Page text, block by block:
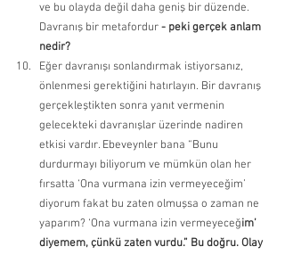
ve bu olayda değil daha geniş bir düzende.
Davranış bir metafordur - peki gerçek anlam
nedir?
Eğer davranışı sonlandırmak istiyorsanız,
önlenmesi gerektiğini hatırlayın. Bir davranış
gerçekleştikten sonra yanıt vermenin
gelecekteki davranışlar üzerinde nadiren
etkisi vardır. Ebeveynler bana “Bunu
durdurmayı biliyorum ve mümkün olan her
fırsatta ‘Ona vurmana izin vermeyeceğim’
diyorum fakat bu zaten olmuşsa o zaman ne
yaparım? ‘Ona vurmana izin vermeyeceğim’
diyemem, çünkü zaten vurdu.” Bu doğru. Olay